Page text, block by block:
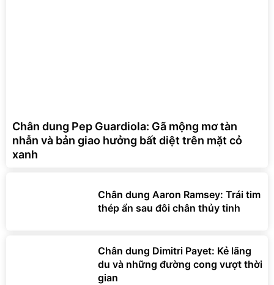
Chân dung Pep Guardiola: Gã mộng mơ tàn
nhẫn và bản giao hưởng bất diệt trên mặt cỏ
xanh
Chân dung Aaron Ramsey: Trái tim
thép ẩn sau đôi chân thủy tinh
Chân dung Dimitri Payet: Kẻ lãng
du và những đường cong vượt thời
gian